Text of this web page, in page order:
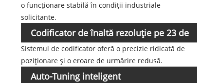
o funcționare stabilă în condiții industriale
solicitante.
Codificator de înaltă rezoluție pe 23 de
biți
Sistemul de codificator oferă o precizie ridicată de
poziționare și o eroare de urmărire redusă.
Auto-Tuning inteligent